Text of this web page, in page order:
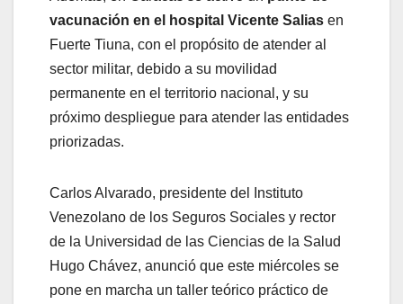
vacunación en el hospital Vicente Salias en
Fuerte Tiuna, con el propósito de atender al
sector militar, debido a su movilidad
permanente en el territorio nacional, y su
próximo despliegue para atender las entidades
priorizadas.
Carlos Alvarado, presidente del Instituto
Venezolano de los Seguros Sociales y rector
de la Universidad de las Ciencias de la Salud
Hugo Chávez, anunció que este miércoles se
pone en marcha un taller teórico práctico de